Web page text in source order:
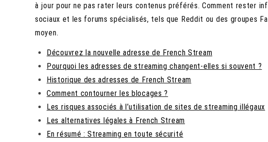
à jour pour ne pas rater leurs contenus préférés. Comment rester
sociaux et les forums spécialisés, tels que Reddit ou des groupes
moyen.
Découvrez la nouvelle adresse de French Stream
Pourquoi les adresses de streaming changent-elles si souvent ?
Historique des adresses de French Stream
Comment contourner les blocages ?
Les risques associés à l’utilisation de sites de streaming illégaux
Les alternatives légales à French Stream
En résumé : Streaming en toute sécurité